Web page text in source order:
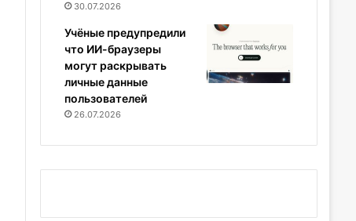
30.07.2026
Учёные предупредили
что ИИ-браузеры
могут раскрывать
личные данные
пользователей
26.07.2026